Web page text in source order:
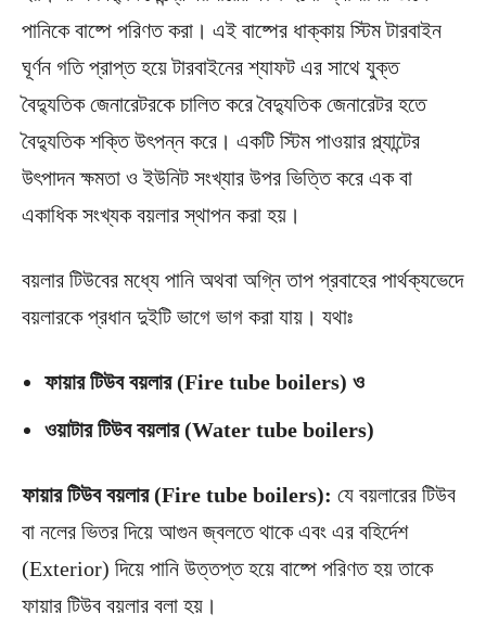
পানিকে বাষ্পে পরিণত করা। এই বাষ্পের ধাক্কায় স্টিম টারবাইন
ঘূর্ণন গতি প্রাপ্ত হয়ে টারবাইনের শ্যাফট এর সাথে যুক্ত
বৈদ্যুতিক জেনারেটরকে চালিত করে বৈদ্যুতিক জেনারেটর হতে
বৈদ্যুতিক শক্তি উৎপন্ন করে। একটি স্টিম পাওয়ার প্ল্যান্টের
উৎপাদন ক্ষমতা ও ইউনিট সংখ্যার উপর ভিত্তি করে এক বা
একাধিক সংখ্যক বয়লার স্থাপন করা হয়।
বয়লার টিউবের মধ্যে পানি অথবা অগ্নি তাপ প্রবাহের পার্থক্যভেদে
বয়লারকে প্রধান দুইটি ভাগে ভাগ করা যায়। যথাঃ
ফায়ার টিউব বয়লার (Fire tube boilers) ও
ওয়াটার টিউব বয়লার (Water tube boilers)
ফায়ার টিউব বয়লার (Fire tube boilers): যে বয়লারের টিউব
বা নলের ভিতর দিয়ে আগুন জ্বলতে থাকে এবং এর বহির্দেশ
(Exterior) দিয়ে পানি উত্তপ্ত হয়ে বাষ্পে পরিণত হয় তাকে
ফায়ার টিউব বয়লার বলা হয়।